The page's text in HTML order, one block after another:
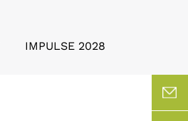
IMPULSE 2028